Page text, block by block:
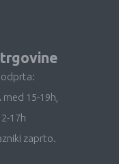
odprta:
15-19h,
17h
zaprto.